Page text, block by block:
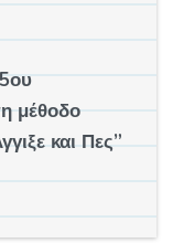
μέθοδο
και Πες”